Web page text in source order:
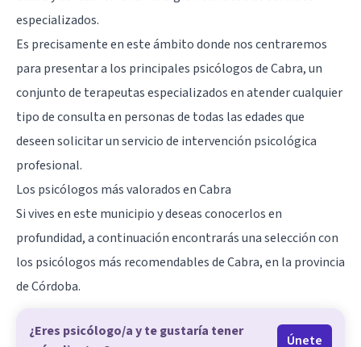
especializados.
Es precisamente en este ámbito donde nos centraremos
para presentar a los principales psicólogos de Cabra, un
conjunto de terapeutas especializados en atender cualquier
tipo de consulta en personas de todas las edades que
deseen solicitar un servicio de intervención psicológica
profesional.
Los psicólogos más valorados en Cabra
Si vives en este municipio y deseas conocerlos en
profundidad, a continuación encontrarás una selección con
los psicólogos más recomendables de Cabra, en la provincia
deCórdoba.
¿Eres psicólogo/a y te gustaría tener
Únete